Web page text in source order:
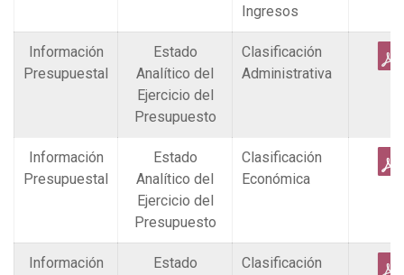
Ingresos
Información
Presupuestal
Estado
Analítico del
Ejercicio del
Presupuesto
Clasificación
Administrativa
Información
Presupuestal
Estado
Analítico del
Ejercicio del
Presupuesto
Clasificación
Económica
Información
Estado
Clasificación